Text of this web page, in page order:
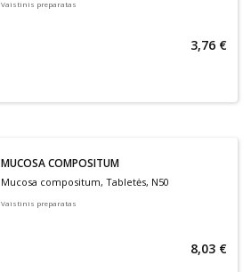
Vaistinis preparatas
3,76 €
MUCOSA COMPOSITUM
Mucosa compositum, Tabletės, N50
Vaistinis preparatas
8,03 €